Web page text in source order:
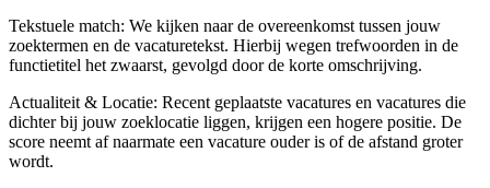
Tekstuele match: We kijken naar de overeenkomst tussen jouw
zoektermen en de vacaturetekst. Hierbij wegen trefwoorden in de
functietitel het zwaarst, gevolgd door de korte omschrijving.
Actualiteit & Locatie: Recent geplaatste vacatures en vacatures die
dichter bij jouw zoeklocatie liggen, krijgen een hogere positie. De
score neemt af naarmate een vacature ouder is of de afstand groter
wordt.